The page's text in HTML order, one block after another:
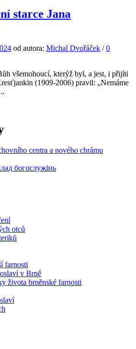
starce Jana
od autora: Michal Dvořáček /0
všemohoucí, kterýž byl, a jest, i přijíti
(1909-2006) pravil: „Nemáme
centra a nového chrámu
богослужінь
otců
farnosti
v Brně
života brněnské farnosti